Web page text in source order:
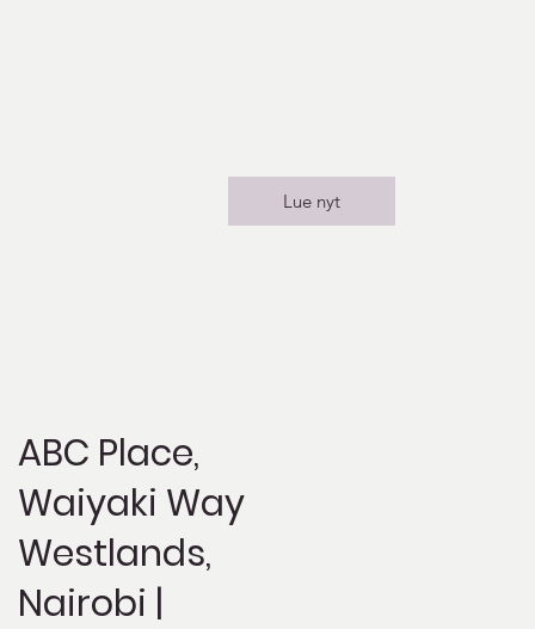
Lue nyt
ABC Place,
Waiyaki Way
Westlands,
Nairobi |